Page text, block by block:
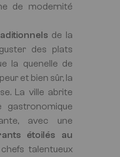
de modernité
de la
des plats
la quenelle de
et bien sûr, la
La ville abrite
gastronomique
avec une
étoilés au
talentueux